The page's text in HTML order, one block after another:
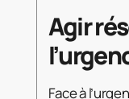
Agir
Face à